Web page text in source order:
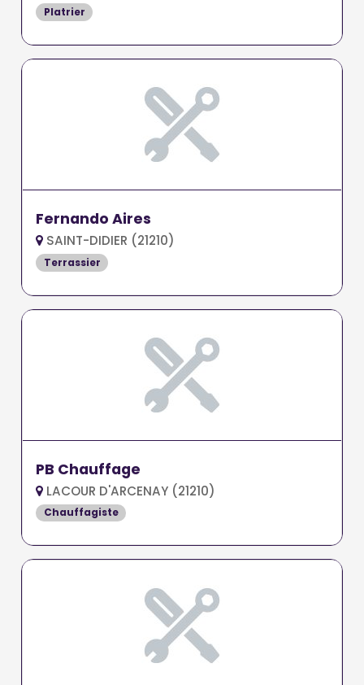
Platrier
Fernando Aires
SAINT-DIDIER (21210)
Terrassier
PB Chauffage
LACOUR D'ARCENAY (21210)
Chauffagiste